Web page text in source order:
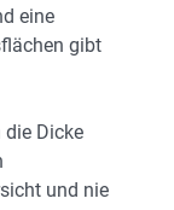
eine
gibt
die Dicke
und nie